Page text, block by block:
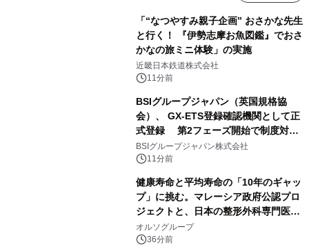
「“なつやすみ親子企画” おさかな先生
と行く！ 『伊勢志摩お魚図鑑』でおさ
かなの旅ミニ体験」の実施
近畿日本鉄道株式会社
11分前
BSIグループジャパン（英国規格協
会）、 GX-ETS登録確認機関として正
式登録 第2フェーズ開始で制度対応
が義務化、 企業の対応はどう変わるの
か？ 法的拘束力をもつGX-ETSの実
務ポイント解説セミナーの アーカイブ
動画を公開中
BSIグループジャパン株式会社
11分前
健康寿命と平均寿命の「10年のギャッ
プ」に挑む。マレーシア政府公認プロ
ジェクトと、日本の整形外科専門医が
サステナブルな「エシカル・ツバメの
巣」の共同臨床検証を開始
オルソグループ
36分前